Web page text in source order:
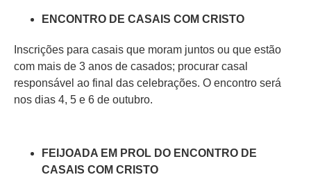
ENCONTRO DE CASAIS COM CRISTO
Inscrições para casais que moram juntos ou que estão
com mais de 3 anos de casados; procurar casal
responsável ao final das celebrações. O encontro será
nos dias 4, 5 e 6 de outubro.
FEIJOADA EM PROL DO ENCONTRO DE
CASAIS COM CRISTO